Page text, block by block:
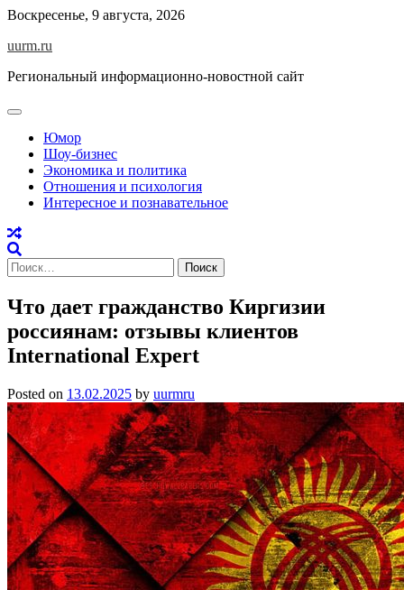
Skip
content
Воскресенье, 9 августа, 2026
uurm.ru
Региональный информационно-новостной сайт
Юмор
Шоу-бизнес
Экономика и политика
Отношения и психология
Интересное и познавательное
Найти:
Что дает гражданство Киргизии
россиянам: отзывы клиентов
International Expert
Posted on 13.02.2025 by uurmru